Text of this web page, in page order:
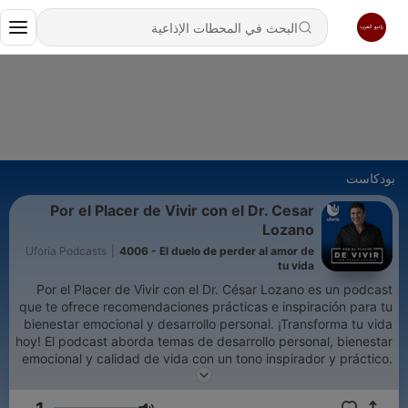
بودكاست
Por el Placer de Vivir con el Dr. Cesar
Lozano
Uforia Podcasts
4006 - El duelo de perder al amor de
tu vida
Por el Placer de Vivir con el Dr. César Lozano es un podcast
que te ofrece recomendaciones prácticas e inspiración para tu
bienestar emocional y desarrollo personal. ¡Transforma tu vida
hoy! El podcast aborda temas de desarrollo personal, bienestar
emocional y calidad de vida con un tono inspirador y práctico.
César Lozano es médico cirujano, autor, capacitador